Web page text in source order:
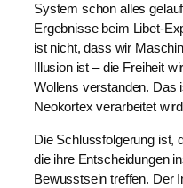
System schon alles
Ergebnisse beim Libet-
ist nicht, dass wir
Illusion ist – die Freiheit
Wollens verstanden. Das
Neokortex verarbeitet
Die Schlussfolgerung ist,
die ihre Entscheidungen
Bewusstsein treffen. Der